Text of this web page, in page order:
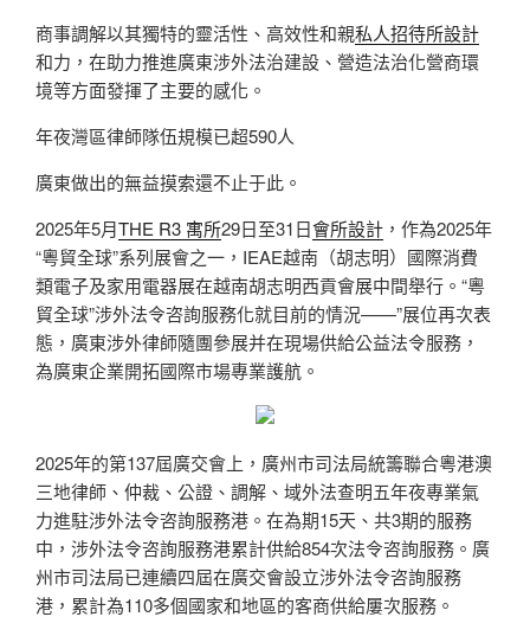
商事調解以其獨特的靈活性、高效性和親私人招待所設計
和力，在助力推進廣東涉外法治建設、營造法治化營商環
境等方面發揮了主要的感化。
年夜灣區律師隊伍規模已超590人
廣東做出的無益摸索還不止于此。
2025年5月THE R3 寓所29日至31日會所設計 ，作為2025年
“粵貿全球”系列展會之一，IEAE越南（胡志明）國際消費
類電子及家用電器展在越南胡志明西貢會展中間舉行。“粵
貿全球”涉外法令咨詢服務化就目前的情況——”展位再次表
態，廣東涉外律師隨團參展并在現場供給公益法令服務，
為廣東企業開拓國際市場專業護航。
2025年的第137屆廣交會上，廣州市司法局統籌聯合粵港澳
三地律師、仲裁、公證、調解、域外法查明五年夜專業氣
力進駐涉外法令咨詢服務港。在為期15天、共3期的服務
中，涉外法令咨詢服務港累計供給854次法令咨詢服務。廣
州市司法局已連續四屆在廣交會設立涉外法令咨詢服務
港，累計為110多個國家和地區的客商供給屢次服務。